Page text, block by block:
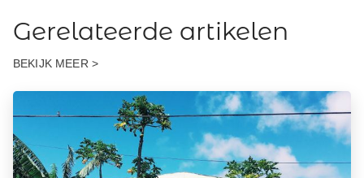
Gerelateerde artikelen
BEKIJK MEER >